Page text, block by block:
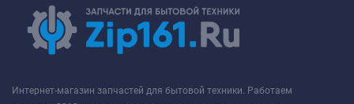
Интернет-магазин запчастей для бытовой техники. Работаем